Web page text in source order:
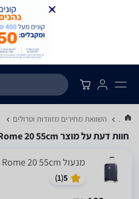
... השוואת מחירים מזוודות וטרולים
חוות דעת על מוצר Rome 20 55cm
‏מנעול verage Rome 20 55cm
5
(
1
)